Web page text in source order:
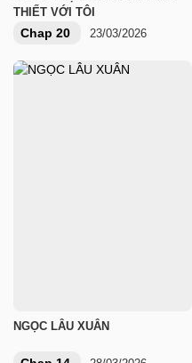
THIẾT VỚI TÔI
Chap 20 23/03/2026
NGỌC LÂU XUÂN